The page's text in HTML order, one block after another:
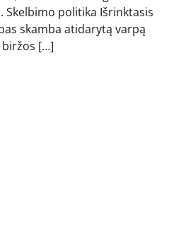
politika Išrinktasis
skamba atidarytą varpą
[…]